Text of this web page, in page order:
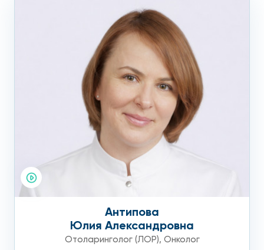
Антипова
Юлия Александровна
Отоларинголог (ЛОР), Онколог